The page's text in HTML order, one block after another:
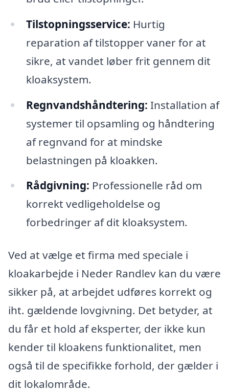
Tilstopningsservice: Hurtig
reparation af tilstopper vaner for at
sikre, at vandet løber frit gennem dit
kloaksystem.
Regnvandshåndtering: Installation af
systemer til opsamling og håndtering
af regnvand for at mindske
belastningen på kloakken.
Rådgivning: Professionelle råd om
korrekt vedligeholdelse og
forbedringer af dit kloaksystem.
Ved at vælge et firma med speciale i
kloakarbejde i Neder Randlev kan du være
sikker på, at arbejdet udføres korrekt og
iht. gældende lovgivning. Det betyder, at
du får et hold af eksperter, der ikke kun
kender til kloakens funktionalitet, men
også til de specifikke forhold, der gælder i
dit lokalområde.